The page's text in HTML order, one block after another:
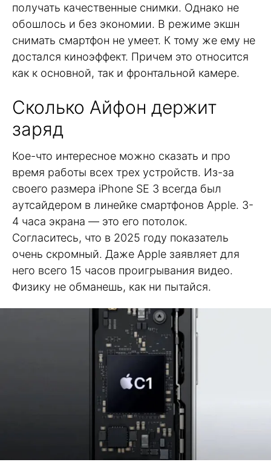
получать качественные снимки. Однако не
обошлось и без экономии. В режиме экшн
снимать смартфон не умеет. К тому же ему не
достался киноэффект. Причем это относится
как к основной, так и фронтальной камере.
Сколько Айфон держит
заряд
Кое-что интересное можно сказать и про
время работы всех трех устройств. Из-за
своего размера iPhone SE 3 всегда был
аутсайдером в линейке смартфонов Apple. 3-
4 часа экрана — это его потолок.
Согласитесь, что в 2025 году показатель
очень скромный. Даже Apple заявляет для
него всего 15 часов проигрывания видео.
Физику не обманешь, как ни пытайся.